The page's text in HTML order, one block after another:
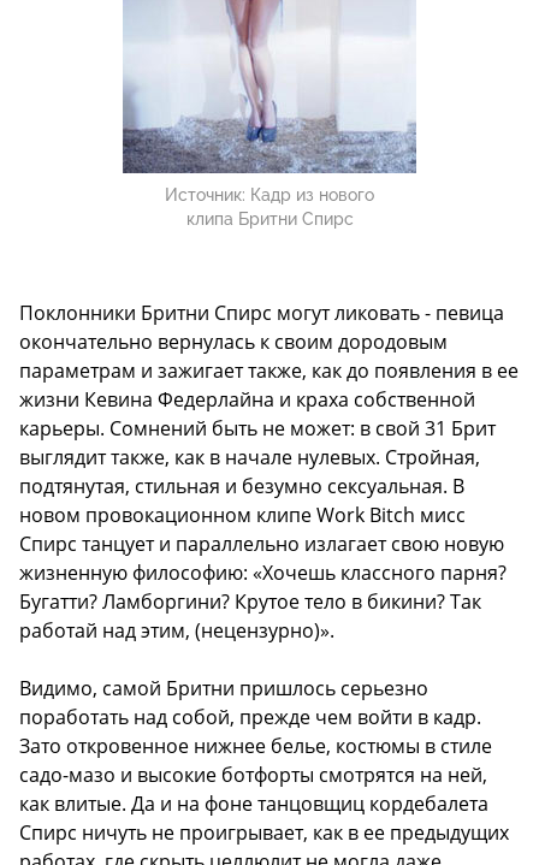
Источник: Кадр из нового
клипа Бритни Спирс
Поклонники Бритни Спирс могут ликовать - певица
окончательно вернулась к своим дородовым
параметрам и зажигает также, как до появления в ее
жизни Кевина Федерлайна и краха собственной
карьеры. Сомнений быть не может: в свой 31 Брит
выглядит также, как в начале нулевых. Стройная,
подтянутая, стильная и безумно сексуальная. В
новом провокационном клипе Work Bitch мисс
Спирс танцует и параллельно излагает свою новую
жизненную философию: «Хочешь классного парня?
Бугатти? Ламборгини? Крутое тело в бикини? Так
работай над этим, (нецензурно)».
Видимо, самой Бритни пришлось серьезно
поработать над собой, прежде чем войти в кадр.
Зато откровенное нижнее белье, костюмы в стиле
садо-мазо и высокие ботфорты смотрятся на ней,
как влитые. Да и на фоне танцовщиц кордебалета
Спирс ничуть не проигрывает, как в ее предыдущих